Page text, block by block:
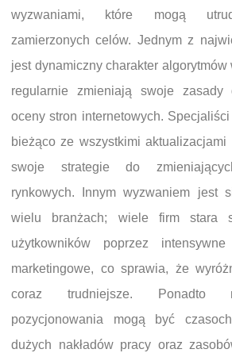
wyzwaniami, które mogą
zamierzonych celów. Jednym z
jest dynamiczny charakter algorytmów
regularnie zmieniają swoje zasady
oceny stron internetowych.
bieżąco ze wszystkimi aktualizacjami
swoje strategie do
rynkowych. Innym wyzwaniem jest
wielu branżach; wiele firm stara
użytkowników poprzez
marketingowe, co sprawia, że
coraz trudniejsze. Ponadto
pozycjonowania mogą być
dużych nakładów pracy oraz